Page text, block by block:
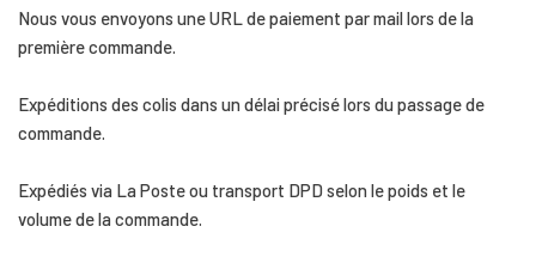
Nous vous envoyons une URL de paiement par mail lors de la
première commande.
Expéditions des colis dans un délai précisé lors du passage de
commande.
Expédiés via La Poste ou transport DPD selon le poids et le
volume de la commande.